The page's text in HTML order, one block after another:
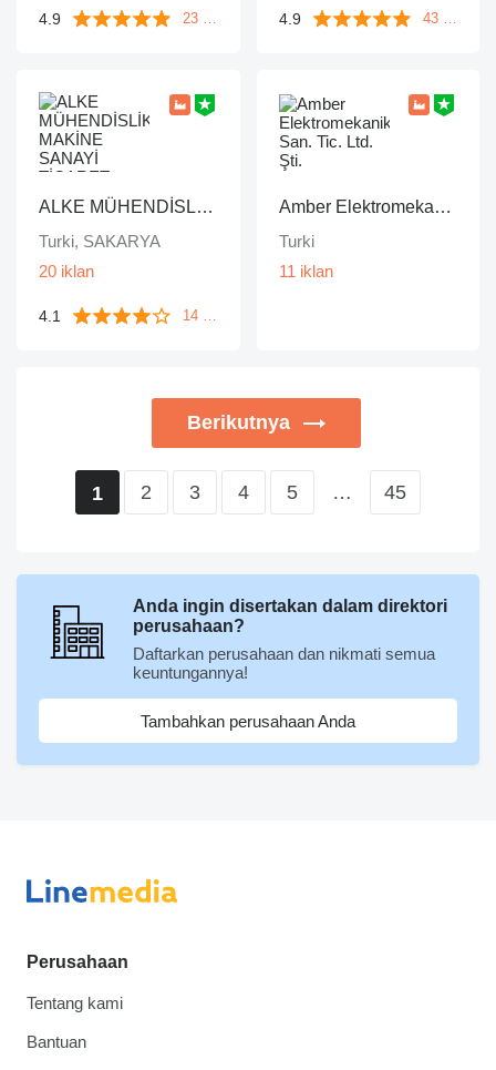
4.9 23 ulasan 4.9 43 ulasan
ALKE MÜHENDİSLİK MAKİNE SANAYİ TİCARET LİMİTED ŞİRKETİ
Turki, SAKARYA
20 iklan
4.1 14 ulasan
Amber Elektromekanik San. Tic. Ltd. Şti.
Turki
11 iklan
Berikutnya
1 2 3 4 5 … 45
Anda ingin disertakan dalam direktori
perusahaan?
Daftarkan perusahaan dan nikmati semua
keuntungannya!
Tambahkan perusahaan Anda
Perusahaan
Tentang kami
Bantuan